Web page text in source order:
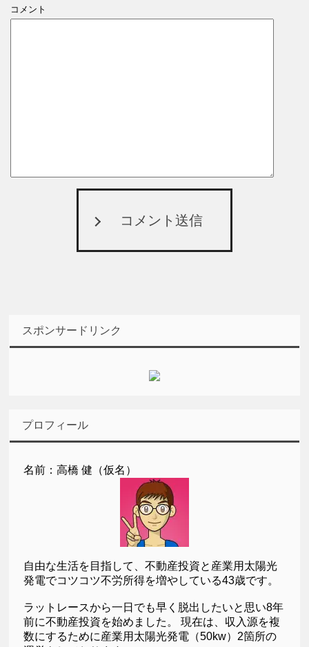
コメント
コメント送信
スポンサードリンク
プロフィール
名前：高橋 健（仮名）
自由な生活を目指して、不動産投資と産業用太陽光
発電でコツコツ不労所得を増やしている43歳です。
ラットレースから一日でも早く脱出したいと思い8年
前に不動産投資を始めました。 現在は、収入源を複
数にするために産業用太陽光発電（50kw）2箇所の